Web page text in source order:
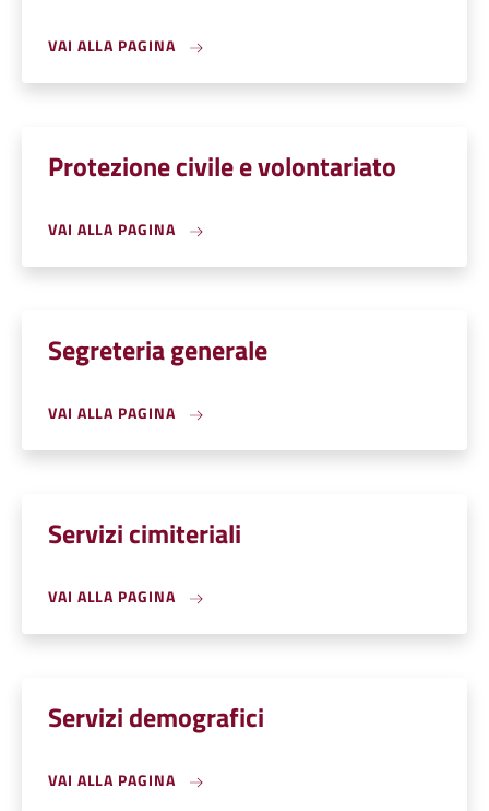
VAI ALLA PAGINA
Protezione civile e volontariato
VAI ALLA PAGINA
Segreteria generale
VAI ALLA PAGINA
Servizi cimiteriali
VAI ALLA PAGINA
Servizi demografici
VAI ALLA PAGINA